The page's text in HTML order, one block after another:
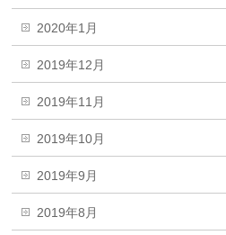
2020年1月
2019年12月
2019年11月
2019年10月
2019年9月
2019年8月